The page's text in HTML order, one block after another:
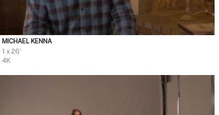
MICHAEL KENNA
1 x 26'
4K